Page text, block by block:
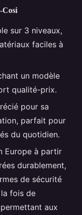
Cosi
sur 3 niveaux,
faciles à
un modèle
qualité-prix.
pour sa
parfait pour
du quotidien.
Europe à partir
durablement,
de sécurité
fois de
aux